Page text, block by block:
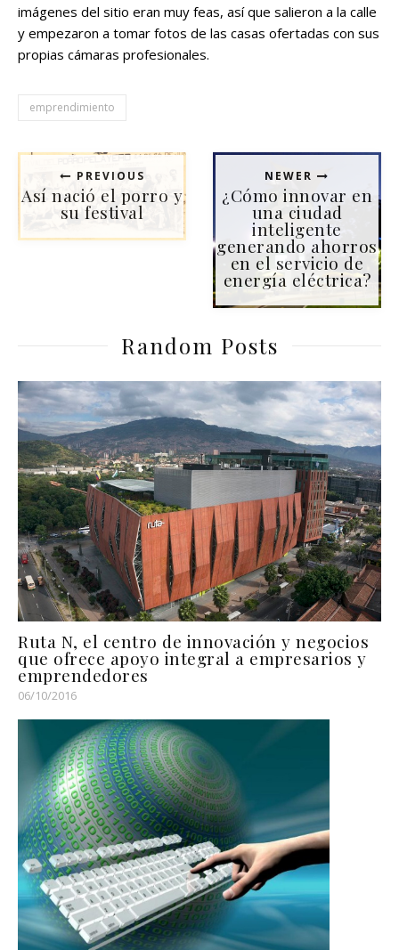
imágenes del sitio eran muy feas, así que salieron a la calle
y empezaron a tomar fotos de las casas ofertadas con sus
propias cámaras profesionales.
emprendimiento
PREVIOUS
Así nació el porro y
su festival
NEWER
¿Cómo innovar en
una ciudad
inteligente
generando ahorros
en el servicio de
energía eléctrica?
Random Posts
Ruta N, el centro de innovación y negocios
que ofrece apoyo integral a empresarios y
emprendedores
06/10/2016